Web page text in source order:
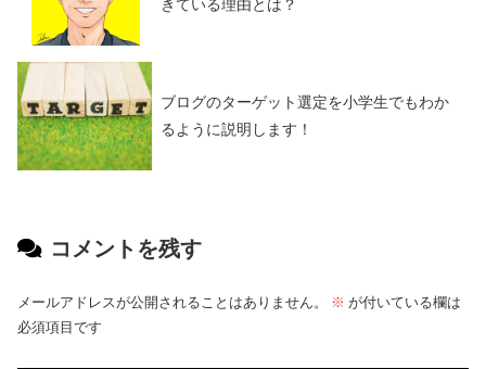
きている理由とは？
ブログのターゲット選定を小学生でもわか
るように説明します！
コメントを残す
メールアドレスが公開されることはありません。 ※ が付いている欄は
必須項目です